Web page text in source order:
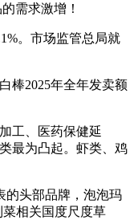
需求激增！
。市场监管总局就
棒2025年全年发卖额
工、医药保健延
最为凸起。虾类、鸡
的头部品牌，泡泡玛
相关国度尺度草